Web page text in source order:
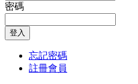
密碼
登入
忘記密碼
註冊會員